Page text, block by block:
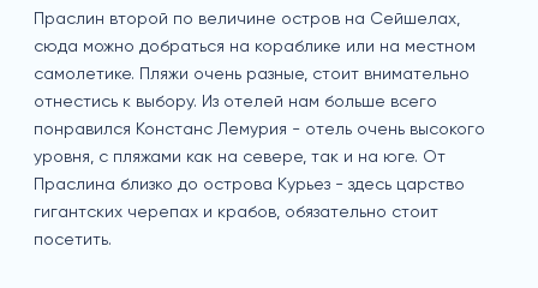
Праслин второй по величине остров на Сейшелах,
сюда можно добраться на кораблике или на местном
самолетике. Пляжи очень разные, стоит внимательно
отнестись к выбору. Из отелей нам больше всего
понравился Констанс Лемурия - отель очень высокого
уровня, с пляжами как на севере, так и на юге. От
Праслина близко до острова Курьез - здесь царство
гигантских черепах и крабов, обязательно стоит
посетить.